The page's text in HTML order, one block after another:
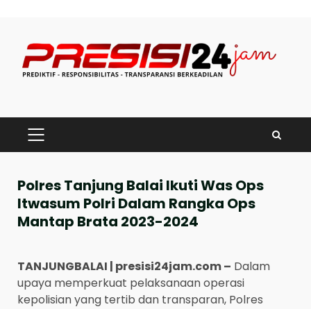
content
PRIMARY
MENU
Polres Tanjung Balai Ikuti Was Ops
Itwasum Polri Dalam Rangka Ops
Mantap Brata 2023-2024
TANJUNGBALAI | presisi24jam.com – Dalam
upaya memperkuat pelaksanaan operasi
kepolisian yang tertib dan transparan, Polres